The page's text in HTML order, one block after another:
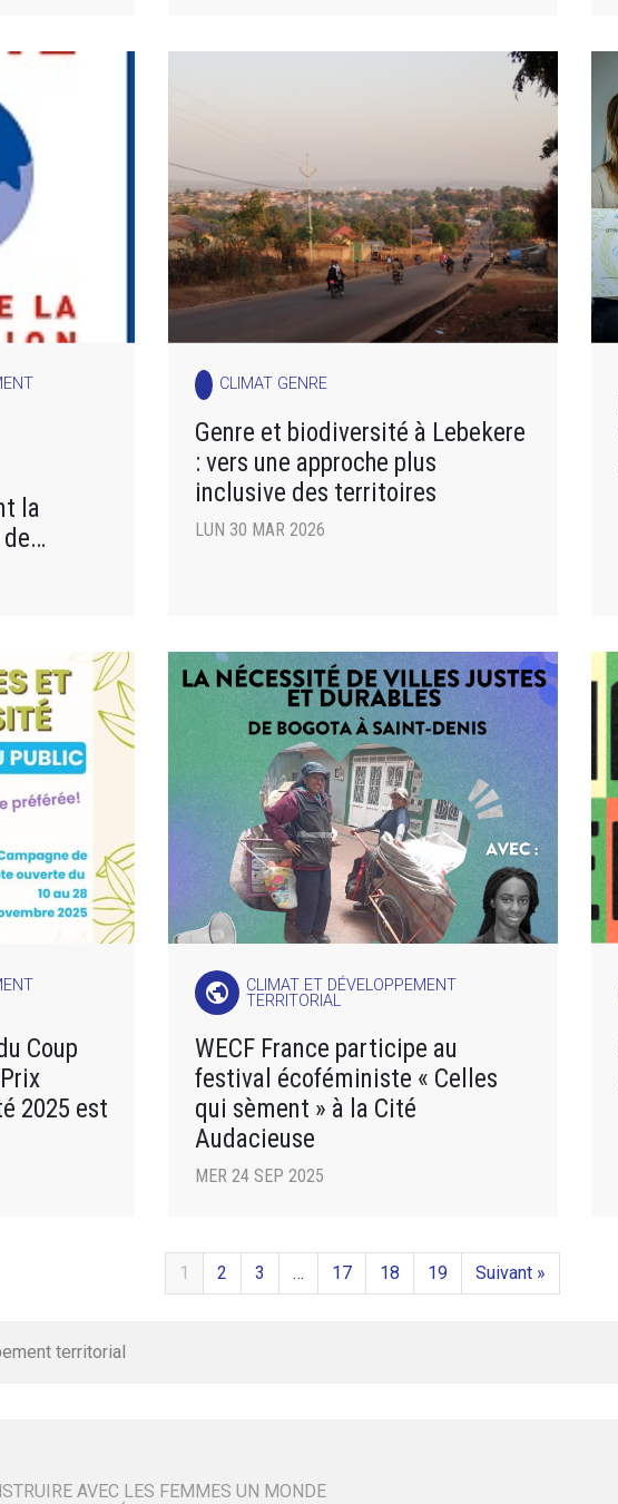
la
CLIMAT GENRE
Genre et biodiversité à Lebekere
: vers une approche plus
inclusive des territoires
LUN 30 MAR 2026
Coup
2025 est
public
CLIMAT ET DÉVELOPPEMENT
TERRITORIAL
WECF France participe au
festival écoféministe « Celles
qui sèment » à la Cité
Audacieuse
MER 24 SEP 2025
1 2 3 … 17 18 19 Suivant »
territorial
AVEC LES FEMMES UN MONDE